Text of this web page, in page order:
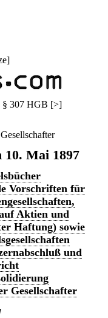
]
§ 307 HGB [>]
10. Mai 1897
Vorschriften für
Aktien und
Haftung) sowie
und
Gesellschafter